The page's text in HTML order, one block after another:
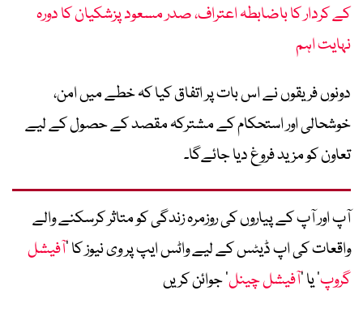
کے کردار کا باضابطہ اعتراف، صدر مسعود پزشکیان کا دورہ
نہایت اہم
دونوں فریقوں نے اس بات پر اتفاق کیا کہ خطے میں امن،
خوشحالی اور استحکام کے مشترکہ مقصد کے حصول کے لیے
تعاون کو مزید فروغ دیا جائےگا۔
آپ اور آپ کے پیاروں کی روزمرہ زندگی کو متاثر کرسکنے والے
واقعات کی اپ ڈیٹس کے لیے واٹس ایپ پر وی نیوز کا ’آفیشل
گروپ‘ یا ’آفیشل چینل‘ جوائن کریں